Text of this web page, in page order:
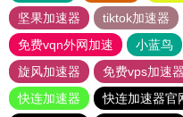
坚果加速器
tiktok加速器
免费vqn外网加速
小蓝鸟
旋风加速器
免费vps加速
快连加速器
快连加速器官